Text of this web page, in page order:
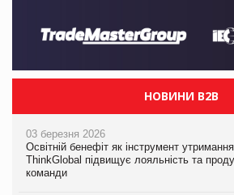
НОВИНИ B2B
03 березня 2026
Освітній бенефіт як інструмент
ThinkGlobal підвищує лояльність та
команди